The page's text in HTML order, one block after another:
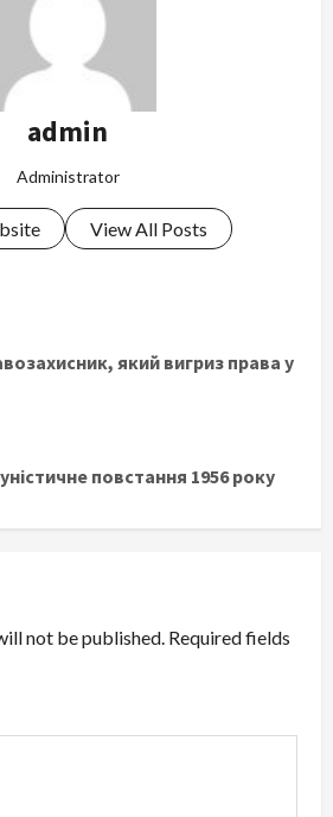
admin
Administrator
View All Posts
який вигриз права у
повстання 1956 року
not be published. Required fields